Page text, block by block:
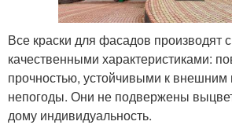
Все краски для фасадов производят
качественными характеристиками:
прочностью, устойчивыми к внешним
непогоды. Они не подвержены
дому индивидуальность.